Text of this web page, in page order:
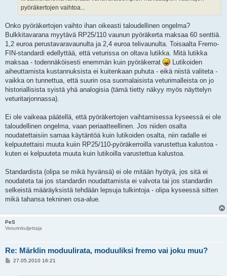
pyöräkertojen vaihtoa...
Onko pyöräkertojen vaihto ihan oikeasti taloudellinen ongelma?
Bulkkitavarana myytävä RP25/110 vaunun pyöräkerta maksaa 60 senttiä.
1,2 euroa perustavaravaunulta ja 2,4 euroa telivaunulta. Toisaalta Fremo-
FIN-standardi edellyttää, että veturissa on oltava lutikka. Mitä lutikka
maksaa - todennäköisesti enemmän kuin pyöräkerrat
Lutikoiden
aiheuttamista kustannuksista ei kuitenkaan puhuta - eikä niistä valiteta -
vaikka on tunnettua, että suurin osa suomalaisista veturimalleista on jo
historiallisista syistä yhä analogisia (tämä tietty näkyy myös näyttelyn
veturitarjonnassa).
Ei ole vaikeaa päätellä, että pyöräkertojen vaihtamisessa kyseessä ei ole
taloudellinen ongelma, vaan periaatteellinen. Jos niiden osalta
noudatettaisiin samaa käytäntöä kuin lutikoiden osalta, niin radalle ei
kelpuutettaisi muuta kuiin RP25/110-pyöräkerroilla varustettua kalustoa -
kuten ei kelpuuteta muuta kuin lutikoilla varustettua kalustoa.
Standardista (olipa se mikä hyvänsä) ei ole mitään hyötyä, jos sitä ei
noudateta tai jos standardin noudattamista ei valvota tai jos standardin
selkeistä määräyksistä tehdään lepsuja tulkintoja - olipa kyseessä sitten
mikä tahansa tekninen osa-alue.
PeS
Veturinkuljettaja
Re: Märklin moduulirata, moduuliksi fremo vai joku muu?
V27.05.2010 16:21